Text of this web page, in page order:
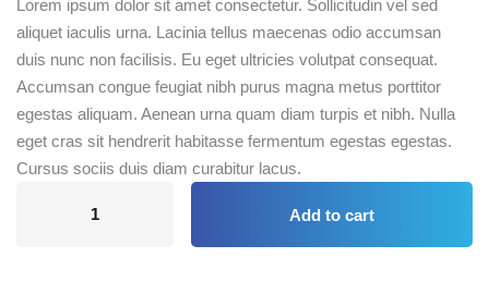
Lorem ipsum dolor sit amet consectetur. Sollicitudin vel sed
aliquet iaculis urna. Lacinia tellus maecenas odio accumsan
duis nunc non facilisis. Eu eget ultricies volutpat consequat.
Accumsan congue feugiat nibh purus magna metus porttitor
egestas aliquam. Aenean urna quam diam turpis et nibh. Nulla
eget cras sit hendrerit habitasse fermentum egestas egestas.
Cursus sociis duis diam curabitur lacus.
Add to cart